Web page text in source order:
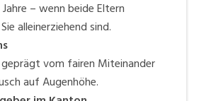
– wenn beide Eltern
alleinerziehend sind.
vom fairen Miteinander
auf Augenhöhe.